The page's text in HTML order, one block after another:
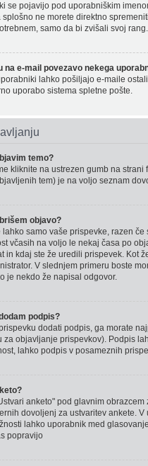
se pojavijo pod uporabniškim
ne morete direktno
samo da bi zvišali svoj
na e-mail povezavo nekega
lahko pošiljajo e-maile
uporabo sistema spletne pošte.
temo?
kliknite na ustrezen gumb na
tem) je na voljo seznam
objavo?
lahko samo vaše prispevke, razen
včasih na voljo le nekaj časa po
in kdaj ste že uredili prispevek. Kot
V slednjem primeru boste
je nekdo že napisal odgovor.
podpis?
dodati podpis, ga morate
objavljanje prispevkov). Podpis
lahko podpis v posameznih
anketo" pod glavnim
dovoljenj za ustvaritev ankete.
lahko uporabnik med
popravijo